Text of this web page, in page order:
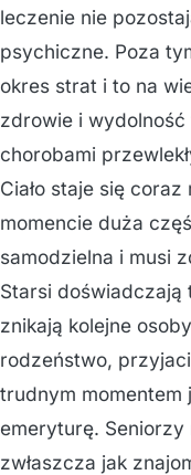
leczenie nie
psychiczne. Poza
okres strat i to na
zdrowie i
chorobami
Ciało staje się
momencie duża
samodzielna i musi
Starsi
znikają kolejne
rodzeństwo,
trudnym momentem
emeryturę.
zwłaszcza jak